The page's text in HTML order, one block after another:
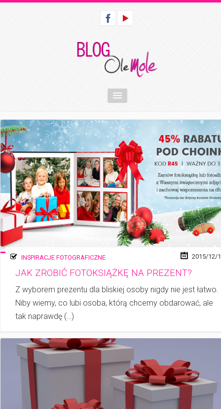
INSPIRACJE FOTOGRAFICZNE 2015/12/
JAK ZROBIĆ FOTOKSIĄŻKĘ NA PREZENT?
Z wyborem prezentu dla bliskiej osoby nigdy nie jest łatwo.
Niby wiemy, co lubi osoba, którą chcemy obdarować, ale
tak naprawdę (…)